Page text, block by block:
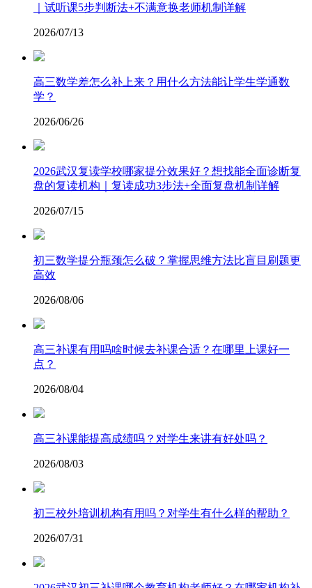
｜试听课5步判断法+不满意换老师机制详解
2026/07/13
高三数学差怎么补上来？用什么方法能让学生学通数
学？
2026/06/26
2026武汉复读学校哪家提分效果好？想找能全面诊断复
盘的复读机构｜复读成功3步法+全面复盘机制详解
2026/07/15
​初三数学提分瓶颈怎么破？掌握思维方法比盲目刷题更
高效
2026/08/06
高三补课有用吗啥时候去补课合适？在哪里上课好一
点？
2026/08/04
高三补课能提高成绩吗？对学生来讲有好处吗？
2026/08/03
初三校外培训机构有用吗？对学生有什么样的帮助？
2026/07/31